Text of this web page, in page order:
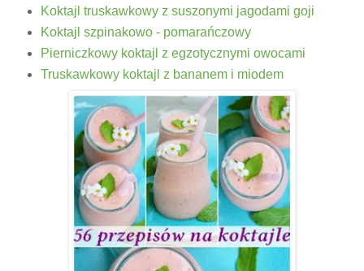
Koktajl truskawkowy z suszonymi jagodami goji
Koktajl szpinakowo - pomarańczowy
Pierniczkowy koktajl z egzotycznymi owocami
Truskawkowy koktajl z bananem i miodem